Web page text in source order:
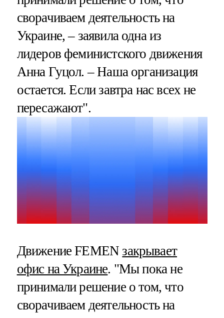
сворачиваем деятельность на
Украине, – заявила одна из
лидеров феминистского движения
Анна Гуцол. – Наша организация
остается. Если завтра нас всех не
пересажают".
Движение FEMENзакрывает
офис на Украине. "Мы пока не
принимали решение о том, что
сворачиваем деятельность на